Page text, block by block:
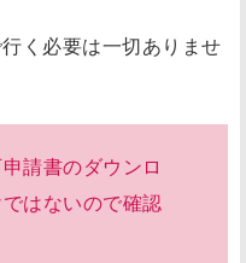
く必要は一切ありませ
請書のダウンロ
はないので確認